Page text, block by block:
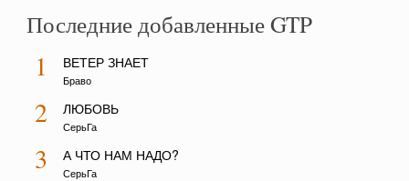
Последние добавленные GTP
1 ВЕТЕР ЗНАЕТ
Браво
2 ЛЮБОВЬ
СерьГа
3 А ЧТО НАМ НАДО?
СерьГа